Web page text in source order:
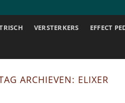
VERSTERKERS EFFECT
ARCHIEVEN: ELIXER